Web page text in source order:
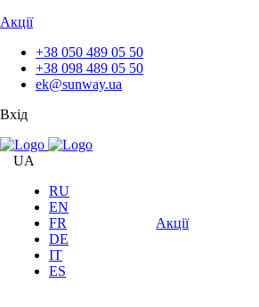
Акції
+38 050 489 05 50
+38 098 489 05 50
ek@sunway.ua
Вхід
UA
RU
EN
FR
DE
IT
ES
Акції